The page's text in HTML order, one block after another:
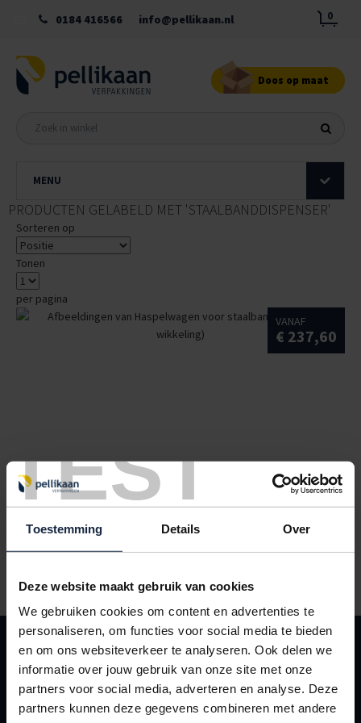
TEST
Toestemming Details Over
Deze website maakt gebruik van cookies
We gebruiken cookies om content en advertenties te
personaliseren, om functies voor social media te bieden
en om ons websiteverkeer te analyseren. Ook delen we
informatie over jouw gebruik van onze site met onze
partners voor social media, adverteren en analyse. Deze
partners kunnen deze gegevens combineren met andere
0184 416566 info@pellikaan.nl 0
Doos op maat
MENU
PRODUCTEN GELABELD MET 'STAALBANDDISPENSER'
Sorteren op
Tonen
per pagina
VANAF
€ 237,60
KLANTENSERVICE
Contact
Leveringsvoorwaarden
Mijn Pellikaan